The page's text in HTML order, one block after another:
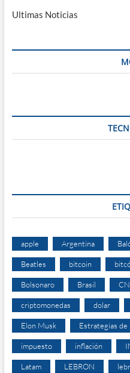
Ultimas Noticias
apple Argentina
Beatles bitcoin
Bolsonaro Brasil
criptomonedas dolar
Elon Musk Estrategias de
impuesto inflación
Latam LEBRON